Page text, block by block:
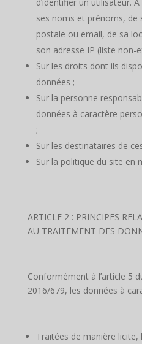
ses noms et prénoms, de
postale ou email, de sa
son adresse IP (liste non-
Sur les droits dont ils
données ;
Sur la personne
données à caractère
;
Sur les destinataires de
Sur la politique du site en
ARTICLE 2 : PRINCIPES
AU TRAITEMENT DES
Conformément à l’article 5
2016/679, les données à
Traitées de manière